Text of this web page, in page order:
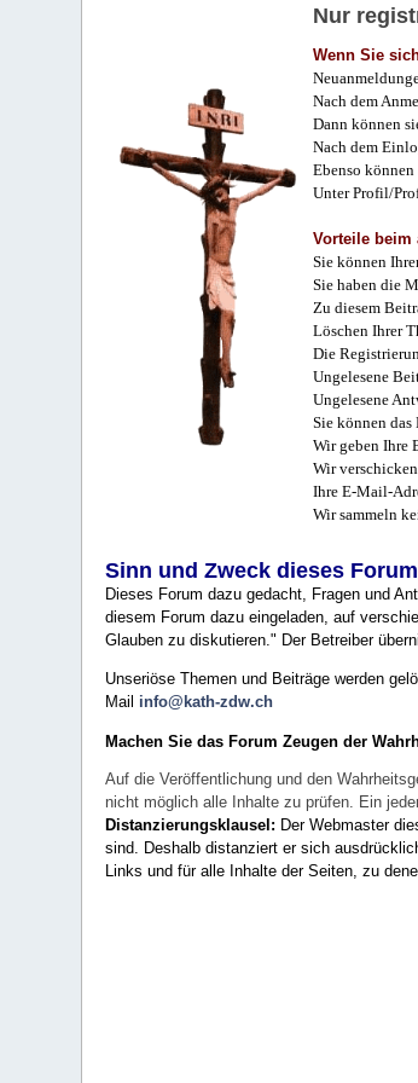
Nur
Wenn Sie
Nach dem
Dann können
Nach dem
Ebenso
Unter Profil/
Vorteile beim
Sie können
Sie haben die
Zu diesem
Löschen Ihrer
Die
Ungelesene
Ungelesene
Sie können das
Wir geben Ihre
Wir
Ihre E-Mail-
Wir sammeln
Sinn und Zweck dieses
Dieses Forum dazu gedacht, Fragen und
diesem Forum dazu eingeladen, auf
Glauben zu diskutieren." Der Betreiber
Unseriöse Themen und Beiträge werden
Mail info@kath-zdw.ch
Machen Sie das Forum Zeugen der
Auf die Veröffentlichung und den
nicht möglich alle Inhalte zu prüfen. Ein
Distanzierungsklausel: Der Webmaster
sind. Deshalb distanziert er sich
Links und für alle Inhalte der Seiten, zu